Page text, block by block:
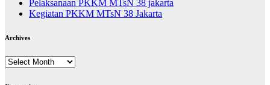
Pelaksanaan PKKM MTsN 38 jakarta
Kegiatan PKKM MTsN 38 Jakarta
Archives
Archives